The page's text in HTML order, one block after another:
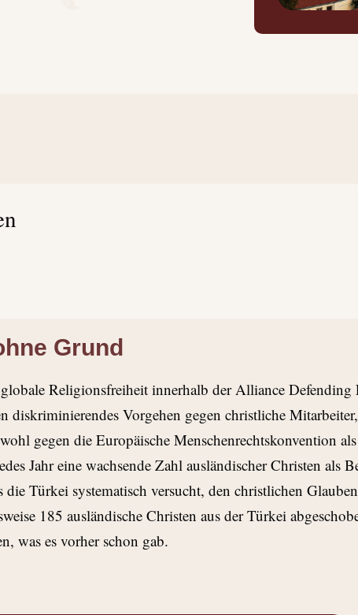
Grund
Religionsfreiheit innerhalb der Alliance
diskriminierendes Vorgehen gegen christliche
gegen die Europäische Menschenrechtskonvention
Jahr eine wachsende Zahl ausländischer Christen
die Türkei systematisch versucht, den christlichen
185 ausländische Christen aus der Türkei
was es vorher schon gab.